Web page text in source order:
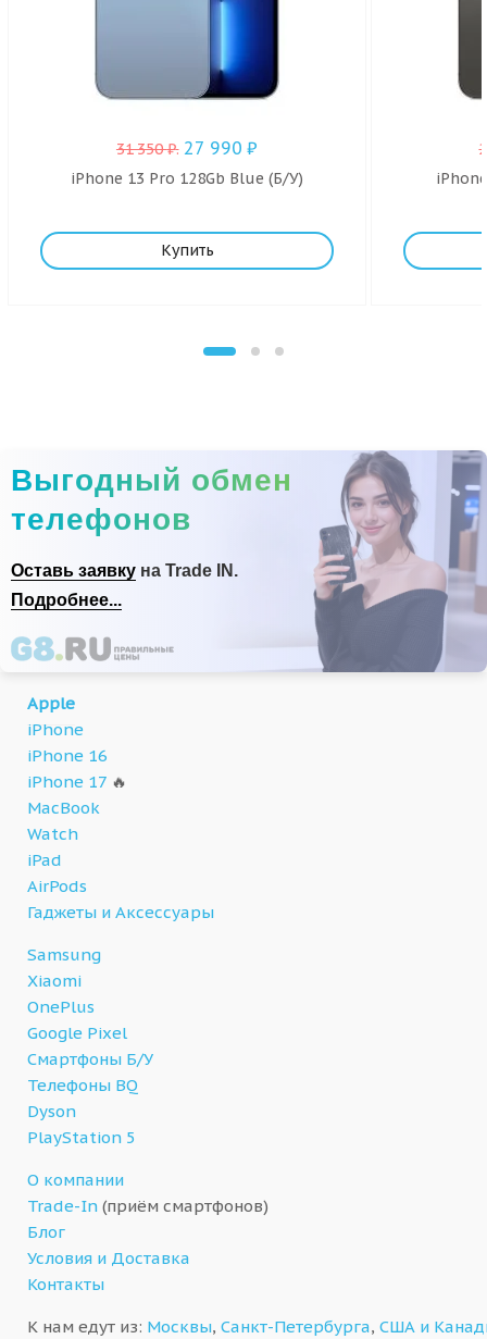
31 350₽. 27 990₽
iPhone 13 Pro 128Gb Blue (Б/У)
Купить
Выгодный обмен
телефонов
Оставь заявку на Trade IN.
Подробнее...
Apple
iPhone
iPhone 16
iPhone 17 🔥
MacBook
Watch
iPad
AirPods
Гаджеты и Аксессуары
Samsung
Xiaomi
OnePlus
Google Pixel
Смартфоны Б/У
Телефоны BQ
Dyson
PlayStation 5
О компании
Trade-In (приём смартфонов)
Блог
Условия и Доставка
Контакты
К нам едут из: Москвы, Санкт-Петербурга, США и